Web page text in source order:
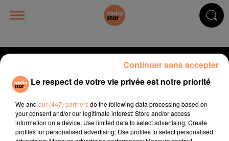
Le respect de votre vie privée est notre priorité
We and our (447) partnersdo the following data processing based on
your consent and/or our legitimate interest: Store and/or access
information on a device; Use limited data to select advertising; Create
profiles for personalised advertising; Use profiles to select personalised
Continuer sans accepter